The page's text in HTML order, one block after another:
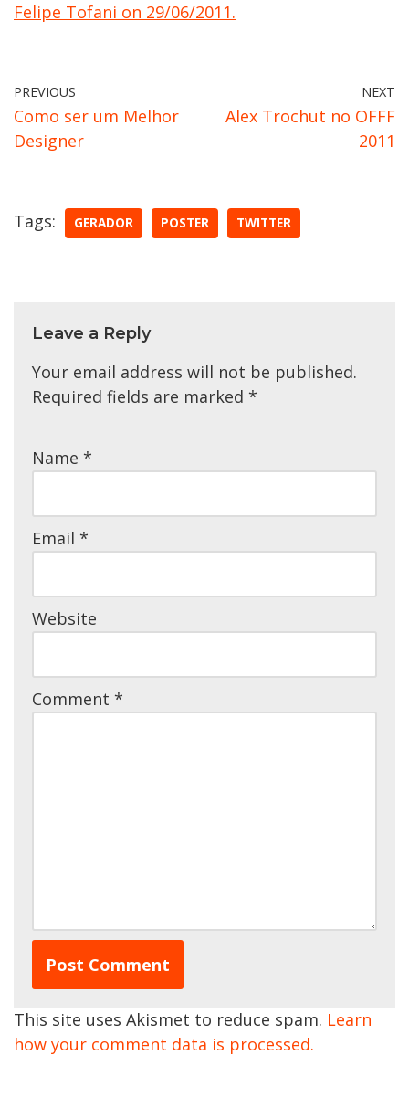
Felipe Tofani on 29/06/2011.
PREVIOUS
Como ser um Melhor
Designer
NEXT
Alex Trochut no OFFF
2011
Tags: GERADOR POSTER TWITTER
Leave a Reply
Your email address will not be published.
Required fields are marked *
Name *
Email *
Website
Comment *
This site uses Akismet to reduce spam. Learn
how your comment data is processed.